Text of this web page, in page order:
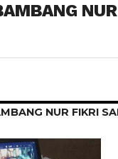
NUR FIKRI